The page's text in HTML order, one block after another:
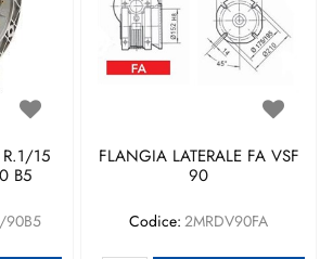
R.1/15
B5
90B5
FLANGIA LATERALE FA VSF
90
Codice: 2MRDV90FA